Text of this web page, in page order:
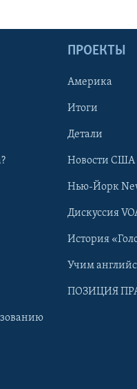
ПРОЕКТЫ
Америка
Итоги
Детали
Новости США
Нью-Йорк
Дискуссия
История
Учим
ПОЗИЦИЯ